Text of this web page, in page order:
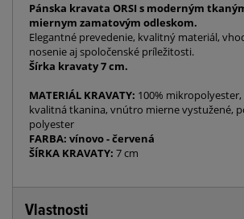
Pánska kravata ORSI s moderným
miernym zamatovým odleskom.
Elegantné prevedenie, kvalitný materiál,
nosenie aj spoločenské príležitosti.
Šírka kravaty 7 cm.
MATERIÁL KRAVATY: 100% mikropolyester,
kvalitná tkanina, vnútro mierne vystužené,
polyester
FARBA: vínovo - červená
ŠÍRKA KRAVATY: 7 cm
Vlastnosti